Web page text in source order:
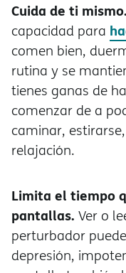
Cuida de ti mismo.
capacidad para
comen bien,
rutina y se
tienes ganas de
comenzar de a
caminar,
relajación.
Limita el tiempo
pantallas. Ver o
perturbador
depresión,